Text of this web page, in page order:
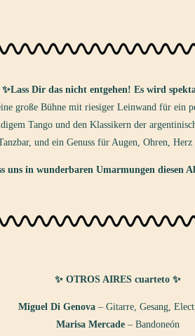
✨Lass Dir das nicht entgehen! Es wird
große Bühne mit riesiger Leinwand für ein
Tango und den Klassikern der
und ein Genuss für Augen, Ohren, Herz
uns in wunderbaren Umarmungen diesen
✨ OTROS AIRES cuarteto ✨
Miguel Di Genova– Gitarre, Gesang,
Marisa Mercade – Bandoneón